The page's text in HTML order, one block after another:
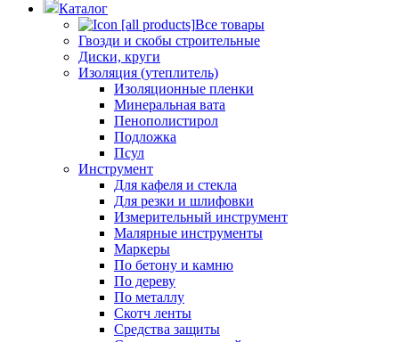
Каталог
Все товары
Гвозди и скобы строительные
Диски, круги
Изоляция (утеплитель)
Изоляционные пленки
Минеральная вата
Пенополистирол
Подложка
Псул
Инструмент
Для кафеля и стекла
Для резки и шлифовки
Измерительный инструмент
Малярные инструменты
Маркеры
По бетону и камню
По дереву
По металлу
Скотч ленты
Средства защиты